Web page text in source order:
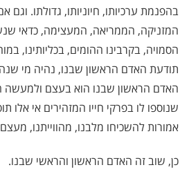
בהפנמת ערכיותו, חיוניותו, גדולתו.
המזניקה, הממריאה, המעצימה, כדאי
הסמויה, בקרבינו ההומים, בכליותינו,
תודעת האדם הראשון שבנו, נהיה מי
האדם הראשון שבנו הוא בעצם ולמעשה
שנוספו לו בפרקי חייו המזהירים אי אלו
אמורות להשכיחו מלבנו, מהווייתנו,
כן, שוב זה האדם הראשון והראשי שבנו.